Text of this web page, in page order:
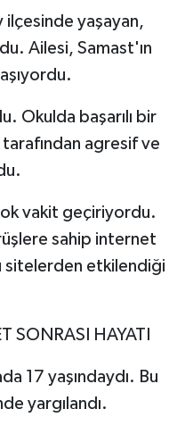
yaşayan,
Ailesi, Samast'ın
Okulda başarılı bir
agresif ve
vakit geçiriyordu.
sahip internet
etkilendiği
SONRASI HAYATI
17 yaşındaydı. Bu
yargılandı.